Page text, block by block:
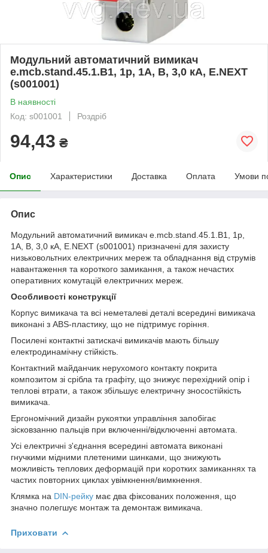
Модульний автоматичний вимикач
e.mcb.stand.45.1.B1, 1р, 1А, В, 3,0 кА, E.NEXT
(s001001)
В наявності
Код: s001001
Роздріб
94,43 ₴
Опис Характеристики Доставка Оплата Умови
Опис
Модульний автоматичний вимикач e.mcb.stand.45.1.B1, 1р,
1А, В, 3,0 кА, E.NEXT (s001001) призначені для захисту
низьковольтних електричних мереж та обладнання від струмів
навантаження та короткого замикання, а також нечастих
оперативних комутацій електричних мереж.
Особливості конструкції
Корпус вимикача та всі неметалеві деталі всередині вимикача
виконані з ABS-пластику, що не підтримує горіння.
Посилені контактні затискачі вимикачів мають більшу
електродинамічну стійкість.
Контактний майданчик нерухомого контакту покрита
композитом зі срібла та графіту, що знижує перехідний опір і
теплові втрати, а також збільшує електричну зносостійкість
вимикача.
Ергономічний дизайн рукоятки управління запобігає
зісковзанню пальців при включенні/відключенні автомата.
Усі електричні з'єднання всередині автомата виконані
гнучкими мідними плетеними шинками, що знижують
можливість теплових деформацій при коротких замиканнях та
частих повторних циклах увімкнення/вимкнення.
Клямка на DIN-рейку має два фіксованих положення, що
значно полегшує монтаж та демонтаж вимикача.
Приховати